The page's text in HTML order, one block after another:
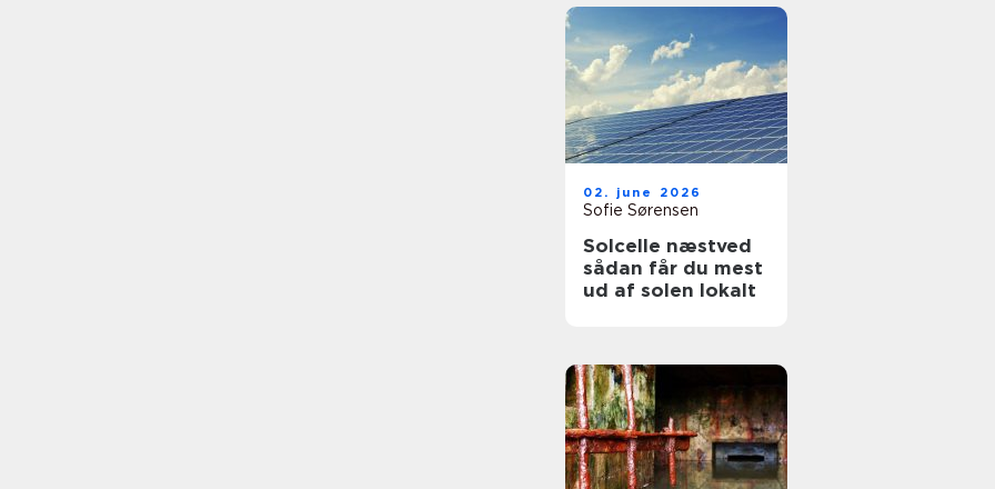
02. june 2026
Sofie Sørensen
Solcelle næstved
sådan får du mest
ud af solen lokalt